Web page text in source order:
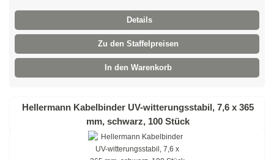
SDS-plus Hammerbohrer, Standard
Details
Zu den Staffelpreisen
In den Warenkorb
Hellermann Kabelbinder UV-witterungsstabil, 7,6 x 365
mm, schwarz, 100 Stück